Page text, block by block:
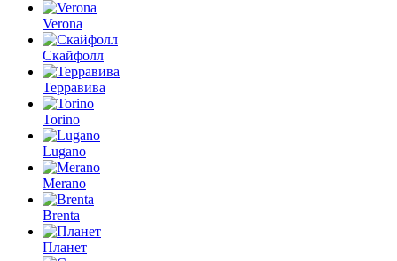
Verona
Скайфолл
Терравива
Torino
Lugano
Merano
Brenta
Планет